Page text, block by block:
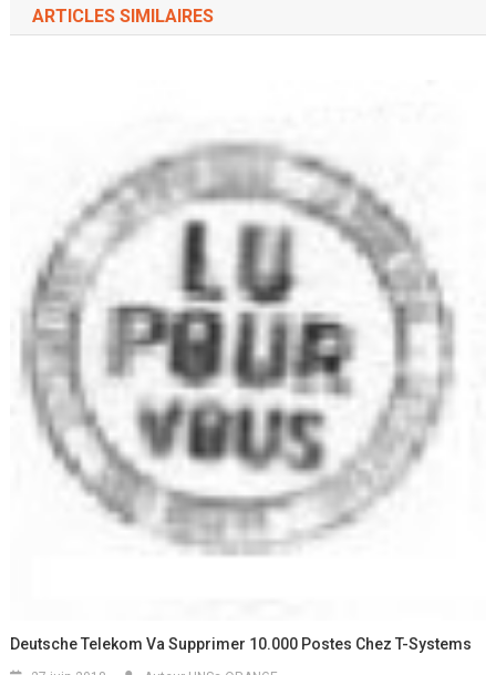
ARTICLES SIMILAIRES
Deutsche Telekom Va Supprimer 10.000 Postes Chez T-Systems